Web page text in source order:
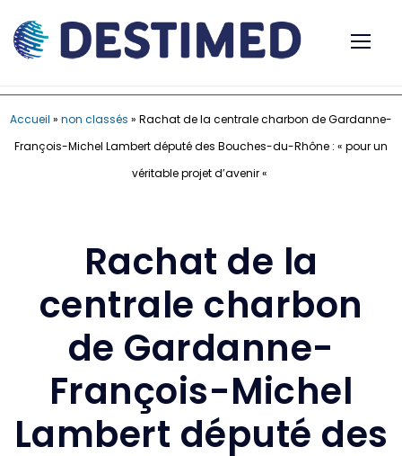
Accueil » non classés » Rachat de la centrale charbon de Gardanne-
François-Michel Lambert député des Bouches-du-Rhône : « pour un
véritable projet d’avenir «
Rachat de la
centrale charbon
de Gardanne-
François-Michel
Lambert député des